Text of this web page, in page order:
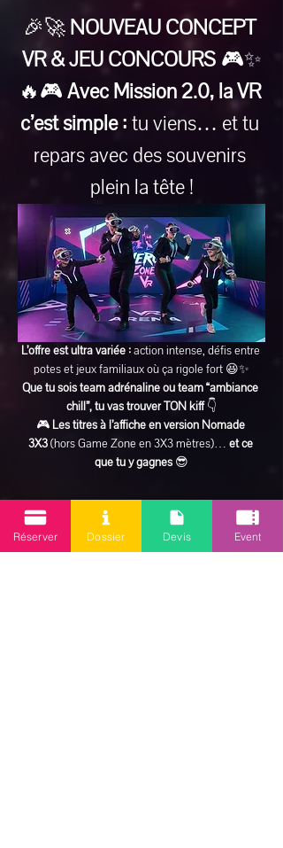
🎉🚀 NOUVEAU CONCEPT
VR & JEU CONCOURS 🎮✨
🔥🎮 Avec Mission 2.0, la VR
c’est simple : tu viens… et tu
repars avec des souvenirs
plein la tête !
L’offre est ultra variée : action intense, défis entre
potes et jeux familiaux où ça rigole fort 😆✨
Que tu sois team adrénaline ou team “ambiance
chill”, tu vas trouver TON kiff 👇
🎮 Les titres à l’affiche en version Nomade
3X3 (hors Game Zone en 3X3 mètres)… et ce
que tu y gagnes 😎
En lire plus >
Réserver Dossier Devis Event